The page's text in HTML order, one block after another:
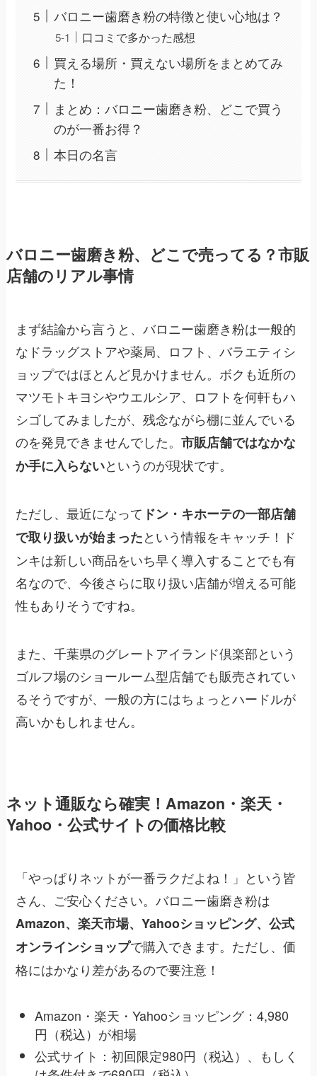
バロニー歯磨き粉の特徴と使い心地は？
口コミで多かった感想
買える場所・買えない場所をまとめてみ
た！
まとめ：バロニー歯磨き粉、どこで買う
のが一番お得？
本日の名言
バロニー歯磨き粉、どこで売ってる？市販
店舗のリアル事情
まず結論から言うと、バロニー歯磨き粉は一般的
なドラッグストアや薬局、ロフト、バラエティシ
ョップではほとんど見かけません。ボクも近所の
マツモトキヨシやウエルシア、ロフトを何軒もハ
シゴしてみましたが、残念ながら棚に並んでいる
のを発見できませんでした。市販店舗ではなかな
か手に入らないというのが現状です。
ただし、最近になって ドン・キホーテの一部店舗
で取り扱いが始まったという情報をキャッチ！ド
ンキは新しい商品をいち早く導入することでも有
名なので、今後さらに取り扱い店舗が増える可能
性もありそうですね。
また、千葉県のグレートアイランド倶楽部という
ゴルフ場のショールーム型店舗でも販売されてい
るそうですが、一般の方にはちょっとハードルが
高いかもしれません。
ネット通販なら確実！Amazon・楽天・
Yahoo・公式サイトの価格比較
「やっぱりネットが一番ラクだよね！」という皆
さん、ご安心ください。バロニー歯磨き粉は
Amazon、楽天市場、Yahooショッピング、公式
オンラインショップで購入できます。ただし、価
格にはかなり差があるので要注意！
Amazon・楽天・Yahooショッピング：4,980
円（税込）が相場
公式サイト：初回限定980円（税込）、もしく